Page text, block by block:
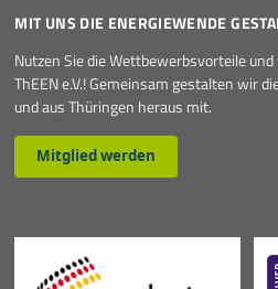
MIT UNS DIE ENERGIEWENDE
Nutzen Sie die Wettbewerbsvorteile
ThEEN e.V.! Gemeinsam gestalten wir
und aus Thüringen heraus mit.
Mitglied werden